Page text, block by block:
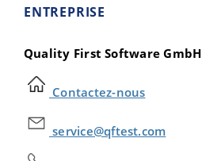
ENTREPRISE
Quality First Software GmbH
Contactez-nous
service@qftest.com